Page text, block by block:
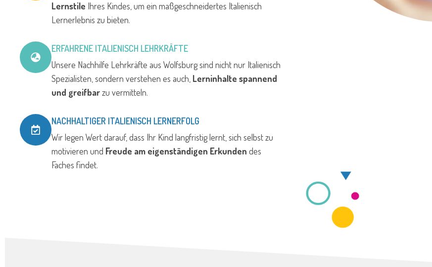
Lernstile Ihres Kindes, um ein maßgeschneidertes Italienisch
Lernerlebnis zu bieten.
ERFAHRENE ITALIENISCH LEHRKRÄFTE
Unsere Nachhilfe Lehrkräfte aus Wolfsburg sind nicht nur Italienisch
Spezialisten, sondern verstehen es auch, Lerninhalte spannend
und greifbarzu vermitteln.
NACHHALTIGER ITALIENISCH LERNERFOLG
Wir legen Wert darauf, dass Ihr Kind langfristig lernt, sich selbst zu
motivieren und Freude am eigenständigen Erkunden des
Faches findet.